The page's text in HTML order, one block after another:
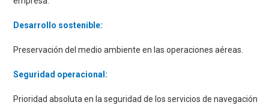
Desarrollo sostenible:
Preservación del medio ambiente en las operaciones aéreas.
Seguridad operacional:
Prioridad absoluta en la seguridad de los servicios de navegación